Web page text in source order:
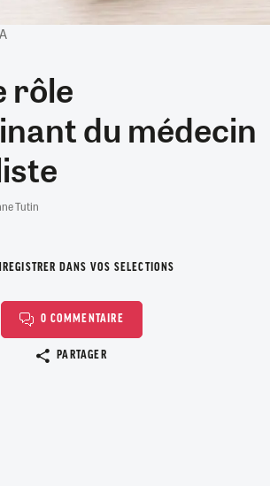
rôle
du médecin
Tutin
DANS VOS SELECTIONS
0 COMMENTAIRE
PARTAGER